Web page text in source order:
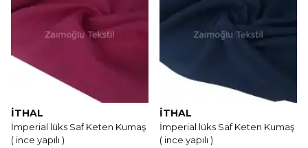
İTHAL
İmperial lüks Saf Keten Kumaş
( ince yapılı )
İTHAL
İmperial lüks Saf Keten Kumaş
( ince yapılı )